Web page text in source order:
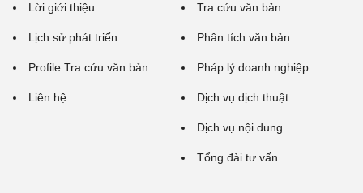
Lời giới thiệu
Lịch sử phát triển
Profile Tra cứu văn bản
Liên hệ
Tra cứu văn bản
Phân tích văn bản
Pháp lý doanh nghiệp
Dịch vụ dịch thuật
Dịch vụ nội dung
Tổng đài tư vấn